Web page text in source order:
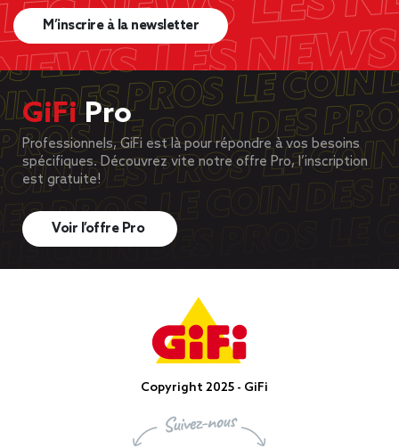
M’inscrire à la newsletter
GiFiPro
Professionnels, GiFi est là pour répondre à vos besoins
spécifiques. Découvrez vite notre offre Pro, l’inscription
est gratuite!
Voir l’offre Pro
Copyright 2025 - GiFi